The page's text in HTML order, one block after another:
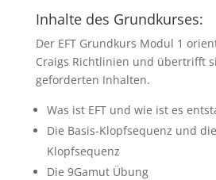
Inhalte des Grundkurses:
Der EFT Grundkurs Modul 1
Craigs Richtlinien und übertrifft
geforderten Inhalten.
Was ist EFT und wie ist es
Die Basis-Klopfsequenz und
Klopfsequenz
Die 9Gamut Übung